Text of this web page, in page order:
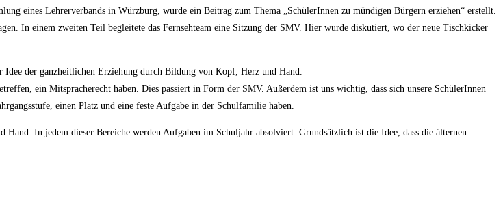
eines Lehrerverbands in Würzburg, wurde ein Beitrag zum Thema „SchülerInnen zu mündigen Bürgern erziehen“ erstellt.
In einem zweiten Teil begleitete das Fernsehteam eine Sitzung der SMV. Hier wurde diskutiert, wo der neue Tischkicker
Idee der ganzheitlichen Erziehung durch Bildung von Kopf, Herz und Hand.
ein Mitspracherecht haben. Dies passiert in Form der SMV. Außerdem ist uns wichtig, dass sich unsere SchülerInnen
einen Platz und eine feste Aufgabe in der Schulfamilie haben.
In jedem dieser Bereiche werden Aufgaben im Schuljahr absolviert. Grundsätzlich ist die Idee, dass die älternen